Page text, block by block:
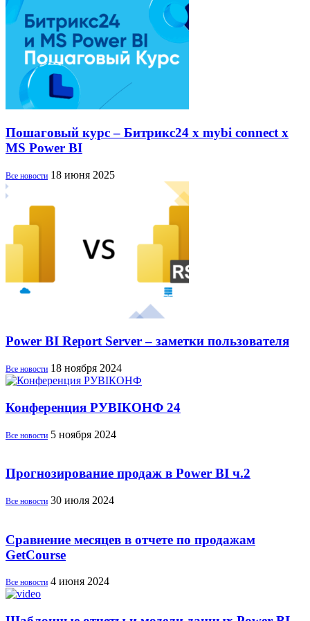
Пошаговый курс – Битрикс24 х mybi connect х
MS Power BI
Все новости 18 июня 2025
Power BI Report Server – заметки пользователя
Все новости 18 ноября 2024
Конференция РУBIКОНФ 24
Все новости 5 ноября 2024
Прогнозирование продаж в Power BI ч.2
Все новости 30 июля 2024
Сравнение месяцев в отчете по продажам
GetCourse
Все новости 4 июня 2024